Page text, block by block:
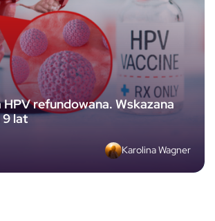
HPV refundowana. Wskazana
9 lat
Karolina Wagner